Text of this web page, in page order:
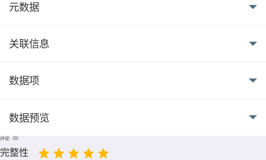
元数据
关联信息
数据项
数据预览
评论（0）
完整性